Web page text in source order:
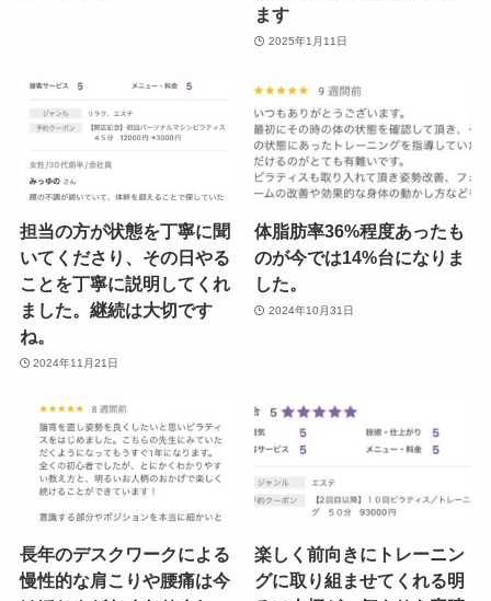
ます
2025年1月11日
担当の方が状態を丁寧に聞
いてくださり、その日やる
ことを丁寧に説明してくれ
ました。継続は大切です
ね。
2024年11月21日
体脂肪率36%程度あったも
のが今では14%台になりま
した。
2024年10月31日
長年のデスクワークによる
慢性的な肩こりや腰痛は今
楽しく前向きにトレーニン
グに取り組ませてくれる明